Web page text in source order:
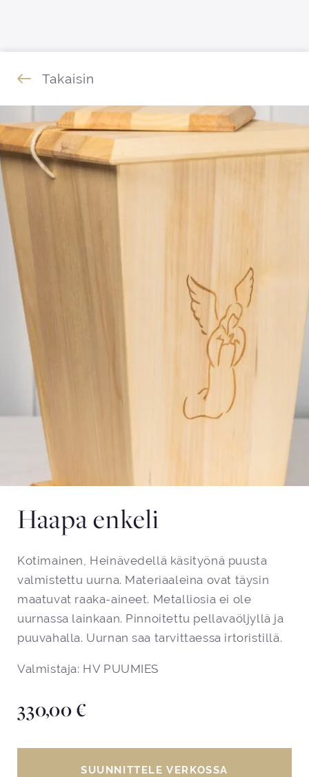
Takaisin
Haapa enkeli
Kotimainen, Heinävedellä käsityönä puusta
valmistettu uurna. Materiaaleina ovat täysin
maatuvat raaka-aineet. Metalliosia ei ole
uurnassa lainkaan. Pinnoitettu pellavaöljyllä ja
puuvahalla. Uurnan saa tarvittaessa irtoristillä.
Valmistaja: HV PUUMIES
330,00€
SUUNNITTELE VERKOSSA